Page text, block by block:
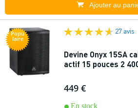
Ajouter au
Popu
laire
27 avis
Devine Onyx 15SA
actif 15 pouces 2
449 €
En stock